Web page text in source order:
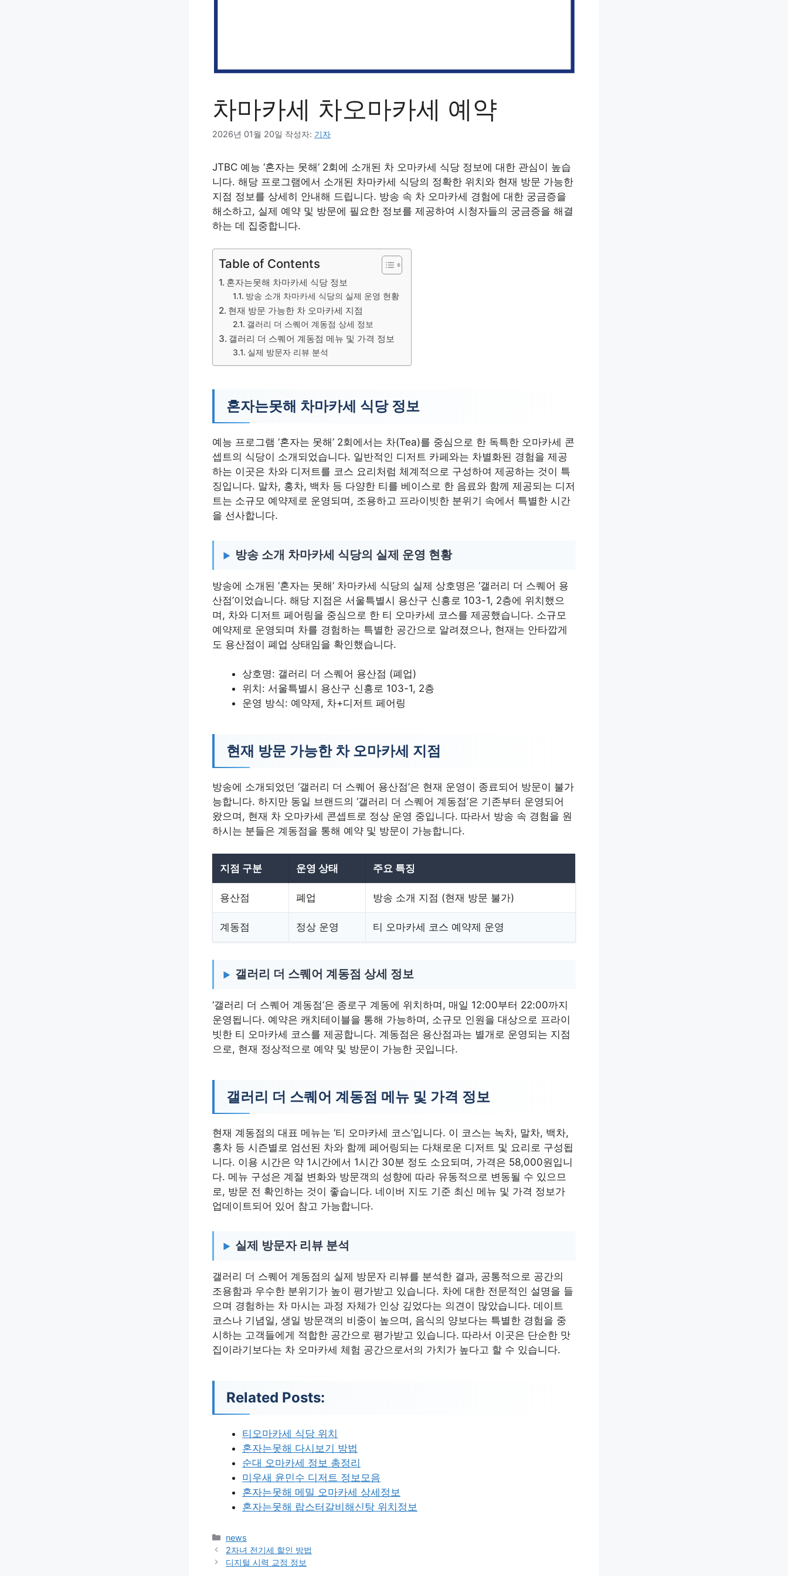
차마카세 차오마카세 예약
2026년 01월 20일 작성자: 기자
JTBC 예능 ‘혼자는 못해’ 2회에 소개된 차 오마카세 식당 정보에 대한 관심이 높습
니다. 해당 프로그램에서 소개된 차마카세 식당의 정확한 위치와 현재 방문 가능한
지점 정보를 상세히 안내해 드립니다. 방송 속 차 오마카세 경험에 대한 궁금증을
해소하고, 실제 예약 및 방문에 필요한 정보를 제공하여 시청자들의 궁금증을 해결
하는 데 집중합니다.
Table of Contents
혼자는못해 차마카세 식당 정보
방송 소개 차마카세 식당의 실제 운영 현황
현재 방문 가능한 차 오마카세 지점
갤러리 더 스퀘어 계동점 상세 정보
갤러리 더 스퀘어 계동점 메뉴 및 가격 정보
실제 방문자 리뷰 분석
혼자는못해 차마카세 식당 정보
예능 프로그램 ‘혼자는 못해’ 2회에서는 차(Tea)를 중심으로 한 독특한 오마카세 콘
셉트의 식당이 소개되었습니다. 일반적인 디저트 카페와는 차별화된 경험을 제공
하는 이곳은 차와 디저트를 코스 요리처럼 체계적으로 구성하여 제공하는 것이 특
징입니다. 말차, 홍차, 백차 등 다양한 티를 베이스로 한 음료와 함께 제공되는 디저
트는 소규모 예약제로 운영되며, 조용하고 프라이빗한 분위기 속에서 특별한 시간
을 선사합니다.
방송 소개 차마카세 식당의 실제 운영 현황
방송에 소개된 ‘혼자는 못해’ 차마카세 식당의 실제 상호명은 ‘갤러리 더 스퀘어 용
산점’이었습니다. 해당 지점은 서울특별시 용산구 신흥로 103-1, 2층에 위치했으
며, 차와 디저트 페어링을 중심으로 한 티 오마카세 코스를 제공했습니다. 소규모
예약제로 운영되며 차를 경험하는 특별한 공간으로 알려졌으나, 현재는 안타깝게
도 용산점이 폐업 상태임을 확인했습니다.
상호명: 갤러리 더 스퀘어 용산점 (폐업)
위치: 서울특별시 용산구 신흥로 103-1, 2층
운영 방식: 예약제, 차+디저트 페어링
현재 방문 가능한 차 오마카세 지점
방송에 소개되었던 ‘갤러리 더 스퀘어 용산점’은 현재 운영이 종료되어 방문이 불가
능합니다. 하지만 동일 브랜드의 ‘갤러리 더 스퀘어 계동점’은 기존부터 운영되어
왔으며, 현재 차 오마카세 콘셉트로 정상 운영 중입니다. 따라서 방송 속 경험을 원
하시는 분들은 계동점을 통해 예약 및 방문이 가능합니다.
지점 구분 운영 상태 주요 특징
용산점 폐업 방송 소개 지점 (현재 방문 불가)
계동점 정상 운영 티 오마카세 코스 예약제 운영
갤러리 더 스퀘어 계동점 상세 정보
‘갤러리 더 스퀘어 계동점’은 종로구 계동에 위치하며, 매일 12:00부터 22:00까지
운영됩니다. 예약은 캐치테이블을 통해 가능하며, 소규모 인원을 대상으로 프라이
빗한 티 오마카세 코스를 제공합니다. 계동점은 용산점과는 별개로 운영되는 지점
으로, 현재 정상적으로 예약 및 방문이 가능한 곳입니다.
갤러리 더 스퀘어 계동점 메뉴 및 가격 정보
현재 계동점의 대표 메뉴는 ‘티 오마카세 코스’입니다. 이 코스는 녹차, 말차, 백차,
홍차 등 시즌별로 엄선된 차와 함께 페어링되는 다채로운 디저트 및 요리로 구성됩
니다. 이용 시간은 약 1시간에서 1시간 30분 정도 소요되며, 가격은 58,000원입니
다. 메뉴 구성은 계절 변화와 방문객의 성향에 따라 유동적으로 변동될 수 있으므
로, 방문 전 확인하는 것이 좋습니다. 네이버 지도 기준 최신 메뉴 및 가격 정보가
업데이트되어 있어 참고 가능합니다.
실제 방문자 리뷰 분석
갤러리 더 스퀘어 계동점의 실제 방문자 리뷰를 분석한 결과, 공통적으로 공간의
조용함과 우수한 분위기가 높이 평가받고 있습니다. 차에 대한 전문적인 설명을 들
으며 경험하는 차 마시는 과정 자체가 인상 깊었다는 의견이 많았습니다. 데이트
코스나 기념일, 생일 방문객의 비중이 높으며, 음식의 양보다는 특별한 경험을 중
시하는 고객들에게 적합한 공간으로 평가받고 있습니다. 따라서 이곳은 단순한 맛
집이라기보다는 차 오마카세 체험 공간으로서의 가치가 높다고 할 수 있습니다.
Related Posts:
티오마카세 식당 위치
혼자는못해 다시보기 방법
순대 오마카세 정보 총정리
미우새 윤민수 디저트 정보모음
혼자는못해 메밀 오마카세 상세정보
혼자는못해 랍스터갈비해신탕 위치정보
카
테
고
news
2자녀 전기세 할인 방법
디지털 시력 교정 정보